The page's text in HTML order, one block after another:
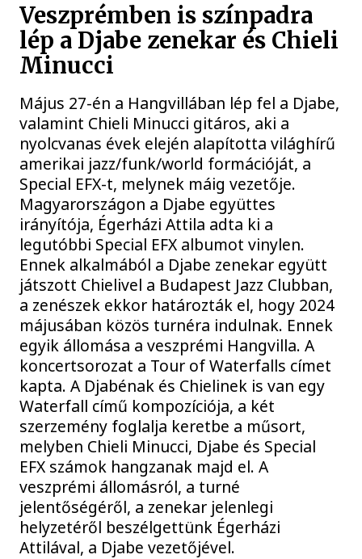
Veszprémben is színpadra
lép a Djabe zenekar és Chieli
Minucci
Május 27-én a Hangvillában lép fel a Djabe,
valamint Chieli Minucci gitáros, aki a
nyolcvanas évek elején alapította világhírű
amerikai jazz/funk/world formációját, a
Special EFX-t, melynek máig vezetője.
Magyarországon a Djabe együttes
irányítója, Égerházi Attila adta ki a
legutóbbi Special EFX albumot vinylen.
Ennek alkalmából a Djabe zenekar együtt
játszott Chielivel a Budapest Jazz Clubban,
a zenészek ekkor határozták el, hogy 2024
májusában közös turnéra indulnak. Ennek
egyik állomása a veszprémi Hangvilla. A
koncertsorozat a Tour of Waterfalls címet
kapta. A Djabénak és Chielinek is van egy
Waterfall című kompozíciója, a két
szerzemény foglalja keretbe a műsort,
melyben Chieli Minucci, Djabe és Special
EFX számok hangzanak majd el. A
veszprémi állomásról, a turné
jelentőségéről, a zenekar jelenlegi
helyzetéről beszélgettünk Égerházi
Attilával, a Djabe vezetőjével.